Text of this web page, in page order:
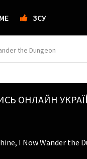
ЗСУ
the Dungeon
ОНЛАЙН
I Now Wander the